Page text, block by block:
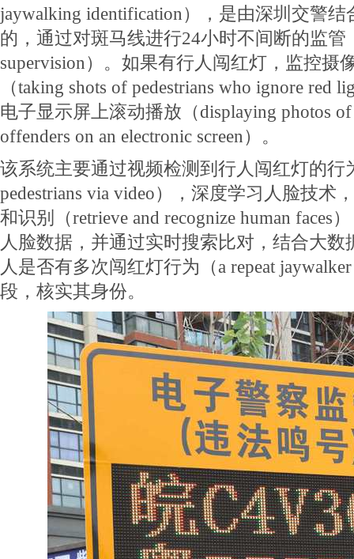
jaywalking identification），是由深圳交警
的，通过对斑马线进行24小时不间断的监管
supervision）。如果有行人闯红灯，监控摄
（taking shots of pedestrians who ignore red
电子显示屏上滚动播放（displaying photos of
offenders on an electronic screen）。
该系统主要通过视频检测到行人闯红灯的行
pedestrians via video），深度学习人脸技术
和识别（retrieve and recognize human faces
人脸数据，并通过实时搜索比对，结合大
人是否有多次闯红灯行为（a repeat
段，核实其身份。